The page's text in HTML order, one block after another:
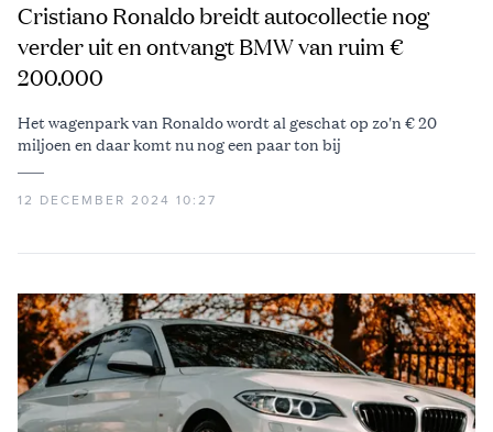
Cristiano Ronaldo breidt autocollectie nog
verder uit en ontvangt BMW van ruim €
200.000
Het wagenpark van Ronaldo wordt al geschat op zo'n € 20
miljoen en daar komt nu nog een paar ton bij
12 DECEMBER 2024 10:27